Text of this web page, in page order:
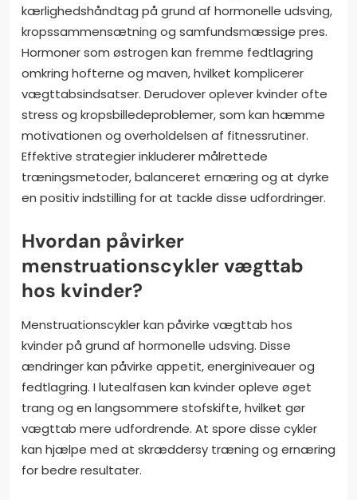
kærlighedshåndtag på grund af hormonelle udsving,
kropssammensætning og samfundsmæssige pres.
Hormoner som østrogen kan fremme fedtlagring
omkring hofterne og maven, hvilket komplicerer
vægttabsindsatser. Derudover oplever kvinder ofte
stress og kropsbilledeproblemer, som kan hæmme
motivationen og overholdelsen af fitnessrutiner.
Effektive strategier inkluderer målrettede
træningsmetoder, balanceret ernæring og at dyrke
en positiv indstilling for at tackle disse udfordringer.
Hvordan påvirker
menstruationscykler vægttab
hos kvinder?
Menstruationscykler kan påvirke vægttab hos
kvinder på grund af hormonelle udsving. Disse
ændringer kan påvirke appetit, energiniveauer og
fedtlagring. I lutealfasen kan kvinder opleve øget
trang og en langsommere stofskifte, hvilket gør
vægttab mere udfordrende. At spore disse cykler
kan hjælpe med at skræddersy træning og ernæring
for bedre resultater.